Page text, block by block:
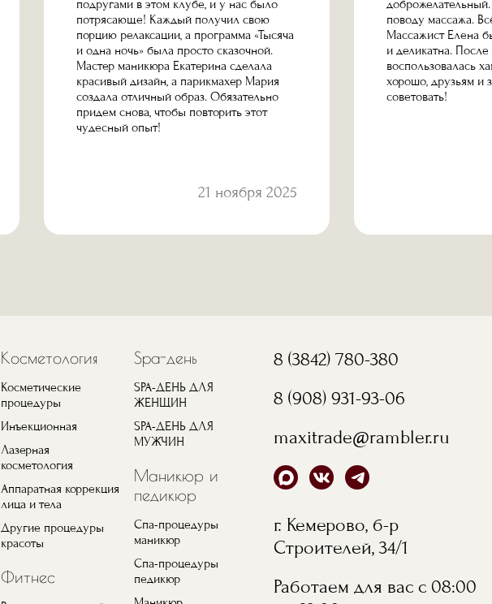
подругами в этом клубе, и у нас было
потрясающе! Каждый получил свою
порцию релаксации, а программа «Тысяча
и одна ночь» была просто сказочной.
Мастер маникюра Екатерина сделала
красивый дизайн, а парикмахер Мария
создала отличный образ. Обязательно
придем снова, чтобы повторить этот
чудесный опыт!
21 ноября 2025
поводу массажа.
Массажист Елена
и деликатна.
воспользовалась
хорошо, друзьям и
советовать!
Косметология
Косметические
процедуры
Инъекционная
Лазерная
косметология
Аппаратная коррекция
лица и тела
Другие процедуры
красоты
Фитнес
Spa-день
SPA-ДЕНЬ ДЛЯ
ЖЕНЩИН
SPA-ДЕНЬ ДЛЯ
МУЖЧИН
Маникюр и
педикюр
Спа-процедуры
маникюр
Спа-процедуры
педикюр
8 (3842) 780-380
8 (908) 931-93-06
maxitrade@rambler.ru
г. Кемерово, б-р
Строителей, 34/1
Работаем для вас с 08:00